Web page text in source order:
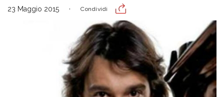
23 Maggio 2015 Condividi